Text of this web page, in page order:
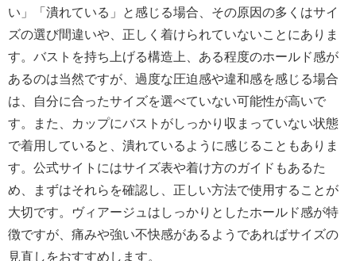
い」「潰れている」と感じる場合、その原因の多くはサイ
ズの選び間違いや、正しく着けられていないことにありま
す。バストを持ち上げる構造上、ある程度のホールド感が
あるのは当然ですが、過度な圧迫感や違和感を感じる場合
は、自分に合ったサイズを選べていない可能性が高いで
す。また、カップにバストがしっかり収まっていない状態
で着用していると、潰れているように感じることもありま
す。公式サイトにはサイズ表や着け方のガイドもあるた
め、まずはそれらを確認し、正しい方法で使用することが
大切です。ヴィアージュはしっかりとしたホールド感が特
徴ですが、痛みや強い不快感があるようであればサイズの
見直しをおすすめします。